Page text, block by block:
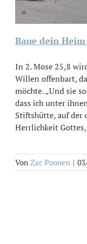
Baue dein
In 2. Mose 25,8
Willen offenbart,
möchte. „Und sie
dass ich unter
Stiftshütte, auf der
Herrlichkeit
Von Zac Poonen |